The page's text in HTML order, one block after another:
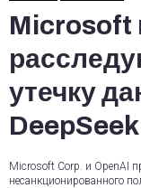
Microsoft
утечку
Microsoft Corp. и OpenAI
несанкционированного